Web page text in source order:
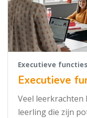
Executieve functies
Executieve
Veel leerkrachten
leerling die zijn